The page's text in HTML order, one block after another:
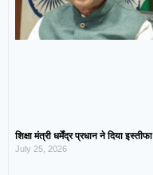
शिक्षा मंत्री धर्मेंद्र प्रधान ने दिया इस्तीफा
July 25, 2026